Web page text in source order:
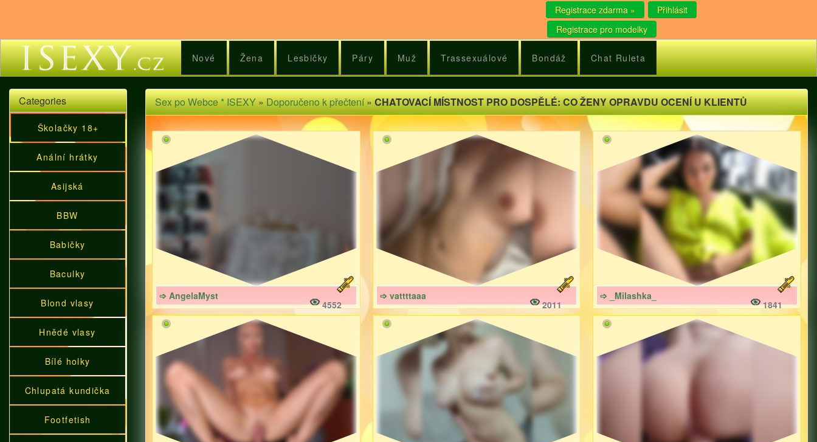
Registrace zdarma »
Přihlásit
Registrace pro modelky
Nové Žena Lesbičky Páry Muž Trassexuálové Bondáž Chat Ruleta
Categories
Školačky 18+
Anální hrátky
Asijská
BBW
Babičky
Baculky
Blond vlasy
Hnědé vlasy
Bílé holky
Chlupatá kundička
Footfetish
Sex po Webce * ISEXY»Doporučeno k přečtení»CHATOVACÍ MÍSTNOST PRO DOSPĚLÉ: CO ŽENY OPRAVDU OCENÍ U KLIENTŮ
➩ AngelaMyst
4552
➩ vattttaaa
2011
➩ _Milashka_
1841